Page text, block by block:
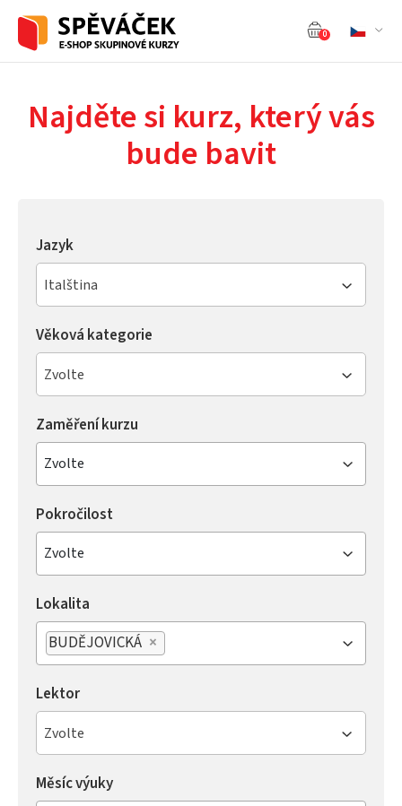
0
Najděte si kurz, který vás
bude bavit
Jazyk
Italština
Věková kategorie
Zvolte
Zaměření kurzu
Zvolte
Pokročilost
Zvolte
Lokalita
×
BUDĚJOVICKÁ
Lektor
Zvolte
Měsíc výuky